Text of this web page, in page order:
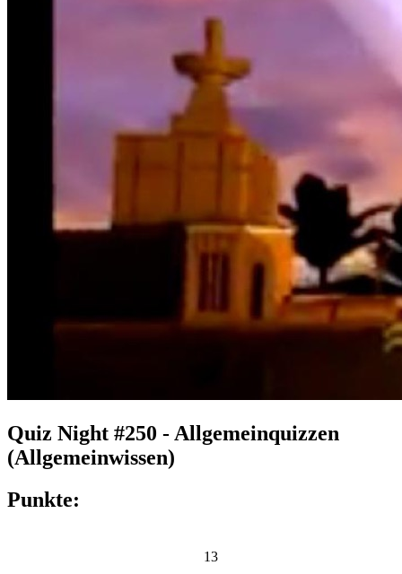
Quiz Night #250 - Allgemeinquizzen
(Allgemeinwissen)
Punkte:
13